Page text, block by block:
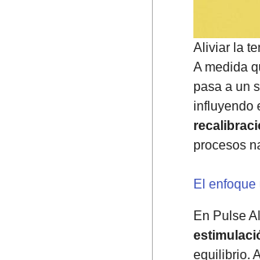
Aliviar la
A medida
pasa a un
influyendo
procesos
El
En Pulse
equilibrio.